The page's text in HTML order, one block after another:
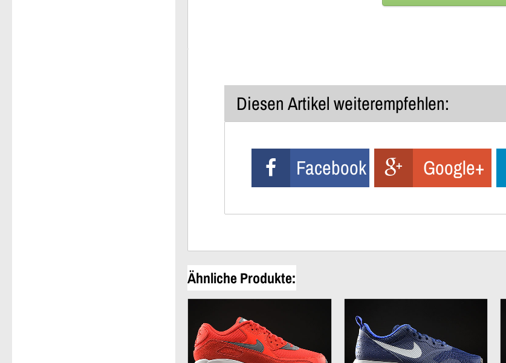
Diesen Artikel weiterempfehlen:
Facebook Google+
Ähnliche Produkte: